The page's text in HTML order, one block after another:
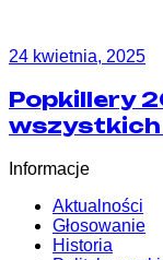
24 kwietnia, 2025
Popkillery
Informacje
Aktualności
Głosowanie
Historia